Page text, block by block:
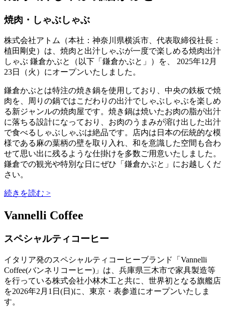
焼肉・しゃぶしゃぶ
株式会社アトム（本社：神奈川県横浜市、代表取締役社長：
植田剛史）は、焼肉と出汁しゃぶが一度で楽しめる焼肉出汁
しゃぶ 鎌倉かぶと（以下「鎌倉かぶと」）を、 2025年12月
23日（火）にオープンいたしました。
鎌倉かぶとは特注の焼き鍋を使用しており、中央の鉄板で焼
肉を、周りの鍋ではこだわりの出汁でしゃぶしゃぶを楽しめ
る新ジャンルの焼肉屋です。焼き鍋は焼いたお肉の脂が出汁
に落ちる設計になっており、お肉のうまみが溶け出した出汁
で食べるしゃぶしゃぶは絶品です。店内は日本の伝統的な模
様である麻の葉柄の壁を取り入れ、和を意識した空間も合わ
せて思い出に残るような仕掛けを多数ご用意いたしました。
鎌倉での観光や特別な日にぜひ「鎌倉かぶと」にお越しくだ
さい。
続きを読む >
Vannelli Coffee
スペシャルティコーヒー
イタリア発のスペシャルティコーヒーブランド「Vannelli
Coffee(バンネリコーヒー)」は、兵庫県三木市で家具製造等
を行っている株式会社小林木工と共に、世界初となる旗艦店
を2026年2月1日(日)に、東京・表参道にオープンいたしま
す。